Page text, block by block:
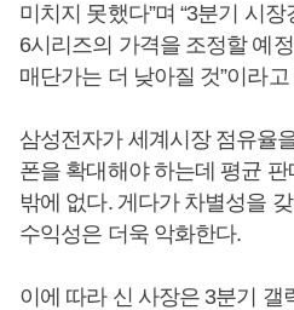
미치지 못했다”며 “3분기 시
6시리즈의 가격을 조정할 예
매단가는 더 낮아질 것”이라
삼성전자가 세계시장 점유율
폰을 확대해야 하는데 평균
밖에 없다. 게다가 차별성을
수익성은 더욱 악화한다.
이에 따라 신 사장은 3분기 갤